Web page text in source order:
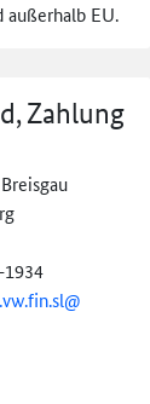
EU.
Zahlung
vw.fin.sl@